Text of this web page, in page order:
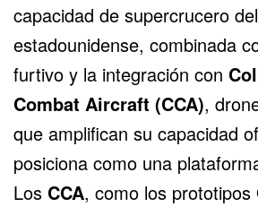
capacidad de supercrucero
estadounidense, combinada
furtivo y la integración con
Combat Aircraft (CCA),
que amplifican su capacidad
posiciona como una
Los CCA, como los prototipos